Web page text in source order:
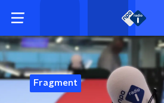
Fragment